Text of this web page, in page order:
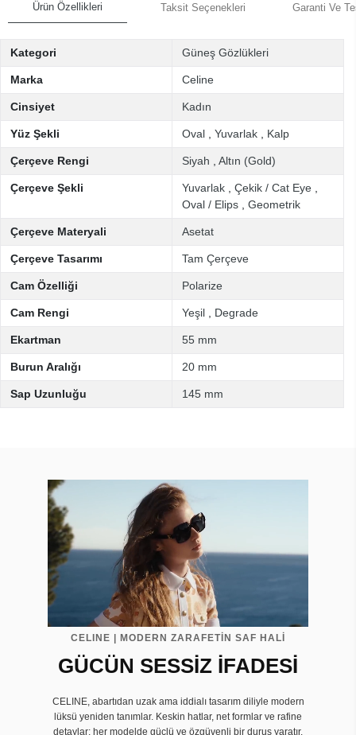
Ürün Özellikleri Taksit Seçenekleri Garanti Ve
Kategori Güneş Gözlükleri
Marka Celine
Cinsiyet Kadın
Yüz Şekli Oval Yuvarlak Kalp
Çerçeve Rengi Siyah Altın (Gold)
Çerçeve Şekli Yuvarlak Çekik / Cat Eye
Oval / Elips
Geometrik
Çerçeve Materyali Asetat
Çerçeve Tasarımı Tam Çerçeve
Cam Özelliği Polarize
Cam Rengi Yeşil Degrade
Ekartman 55 mm
Burun Aralığı 20 mm
Sap Uzunluğu 145 mm
CELINE | MODERN ZARAFETİN SAF HALİ
GÜCÜN SESSİZ İFADESİ
CELINE, abartıdan uzak ama iddialı tasarım diliyle modern
lüksü yeniden tanımlar. Keskin hatlar, net formlar ve rafine
detaylar; her modelde güçlü ve özgüvenli bir duruş yaratır.